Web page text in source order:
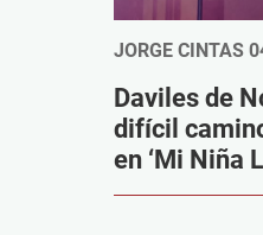
JORGE CINTAS
Daviles de
difícil
en ‘Mi Niña